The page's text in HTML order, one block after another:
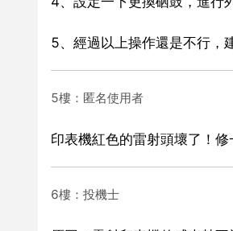
5、經過以上操作還是不行，
5樓：匿名使用者
印表機紅色的雷射頭壞了！修
6樓：投機士